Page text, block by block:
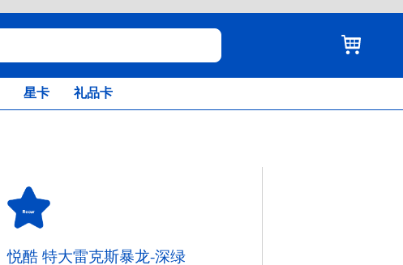
星卡 礼品卡
悦酷 特大雷克斯暴龙-深绿